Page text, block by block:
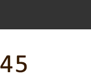
ェ